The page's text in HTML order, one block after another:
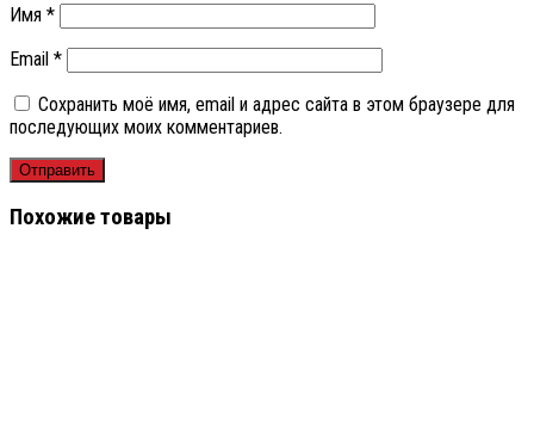
Имя *
Email *
Сохранить моё имя, email и адрес сайта в этом браузере для
последующих моих комментариев.
Похожие товары